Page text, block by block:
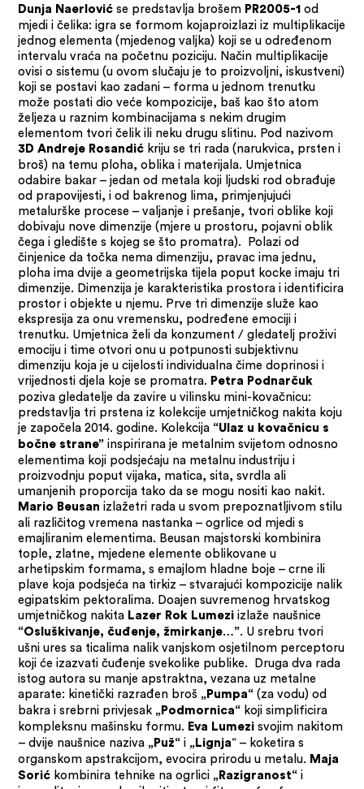
Dunja Naerlovićse predstavlja brošem PR2005-1 od
mjedi i čelika: igra se formom kojaproizlazi iz multiplikacije
jednog elementa (mjedenog valjka) koji se u određenom
intervalu vraća na početnu poziciju. Način multiplikacije
ovisi o sistemu (u ovom slučaju je to proizvoljni, iskustveni)
koji se postavi kao zadani – forma u jednom trenutku
može postati dio veće kompozicije, baš kao što atom
željeza u raznim kombinacijama s nekim drugim
elementom tvori čelik ili neku drugu slitinu. Pod nazivom
3D Andreje Rosandić kriju se tri rada (narukvica, prsten i
broš) na temu ploha, oblika i materijala. Umjetnica
odabire bakar – jedan od metala koji ljudski rod obrađuje
od prapovijesti, i od bakrenog lima, primjenjujući
metalurške procese – valjanje i prešanje, tvori oblike koji
dobivaju nove dimenzije (mjere u prostoru, pojavni oblik
čega i gledište s kojeg se što promatra). Polazi od
činjenice da točka nema dimenziju, pravac ima jednu,
ploha ima dvije a geometrijska tijela poput kocke imaju tri
dimenzije. Dimenzija je karakteristika prostora i identificira
prostor i objekte u njemu. Prve tri dimenzije služe kao
ekspresija za onu vremensku, podređene emociji i
trenutku. Umjetnica želi da konzument / gledatelj proživi
emociju i time otvori onu u potpunosti subjektivnu
dimenziju koja je u cijelosti individualna čime doprinosi i
vrijednosti djela koje se promatra. Petra Podnarčuk
poziva gledatelje da zavire u vilinsku mini-kovačnicu:
predstavlja tri prstena iz kolekcije umjetničkog nakita koju
je započela 2014. godine. Kolekcija “Ulaz u kovačnicu s
bočne strane” inspirirana je metalnim svijetom odnosno
elementima koji podsjećaju na metalnu industriju i
proizvodnju poput vijaka, matica, sita, svrdla ali
umanjenih proporcija tako da se mogu nositi kao nakit.
Mario Beusan izlažetri rada u svom prepoznatljivom stilu
ali različitog vremena nastanka – ogrlice od mjedi s
emajliranim elementima. Beusan majstorski kombinira
tople, zlatne, mjedene elemente oblikovane u
arhetipskim formama, s emajlom hladne boje – crne ili
plave koja podsjeća na tirkiz – stvarajući kompozicije nalik
egipatskim pektoralima. Doajen suvremenog hrvatskog
umjetničkog nakita Lazer Rok Lumeziizlaže naušnice
“Osluškivanje, čuđenje, žmirkanje…”. U srebru tvori
ušni ures sa ticalima nalik vanjskom osjetilnom perceptoru
koji će izazvati čuđenje svekolike publike. Druga dva rada
istog autora su manje apstraktna, vezana uz metalne
aparate: kinetički razrađen broš „Pumpa“ (za vodu) od
bakra i srebrni privjesak „Podmornica“ koji simplificira
kompleksnu mašinsku formu. Eva Lumezi svojim nakitom
– dvije naušnice naziva „Puž“i „Lignja“ – koketira s
organskom apstrakcijom, evocira prirodu u metalu. Maja
Sorić kombinira tehnike na ogrlici „Razigranost“i